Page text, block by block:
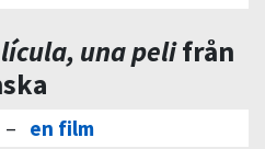
una pelifrån
– en film